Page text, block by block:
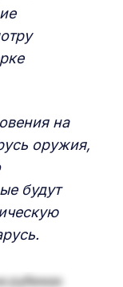
на
оружия,
будут